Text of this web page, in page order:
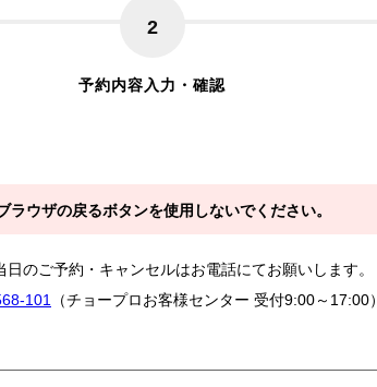
2
予約内容入力・確認
ウザの戻るボタンを使用しないでください。
のご予約・キャンセルはお電話にてお願いします。
101 （チョープロお客様センター 受付9:00～17:00）